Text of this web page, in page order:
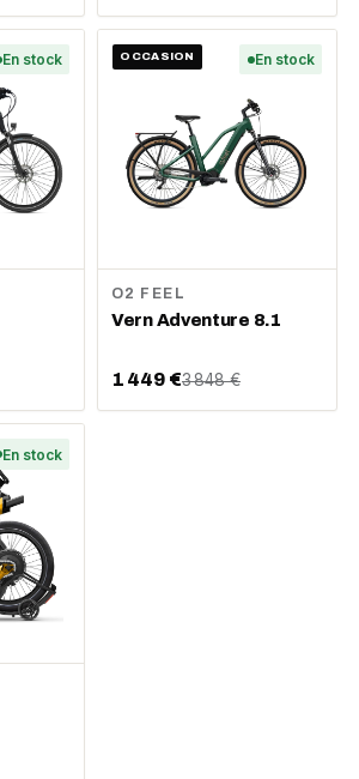
En stock OCCASION En stock
O2 FEEL
Vern Adventure 8.1
1 449 €3 848 €
En stock